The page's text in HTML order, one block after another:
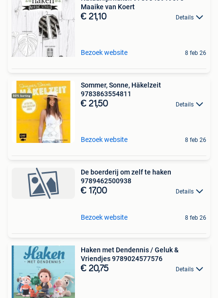
Maaike van Koert
€ 21,10 Details
Bezoek website 8 feb 26
Sommer, Sonne, Häkelzeit
9783863554811
€ 21,50 Details
Bezoek website 8 feb 26
De boerderij om zelf te haken
9789462500938
€ 17,00 Details
Bezoek website 8 feb 26
Haken met Dendennis / Geluk &
Vriendjes 9789024577576
€ 20,75 Details